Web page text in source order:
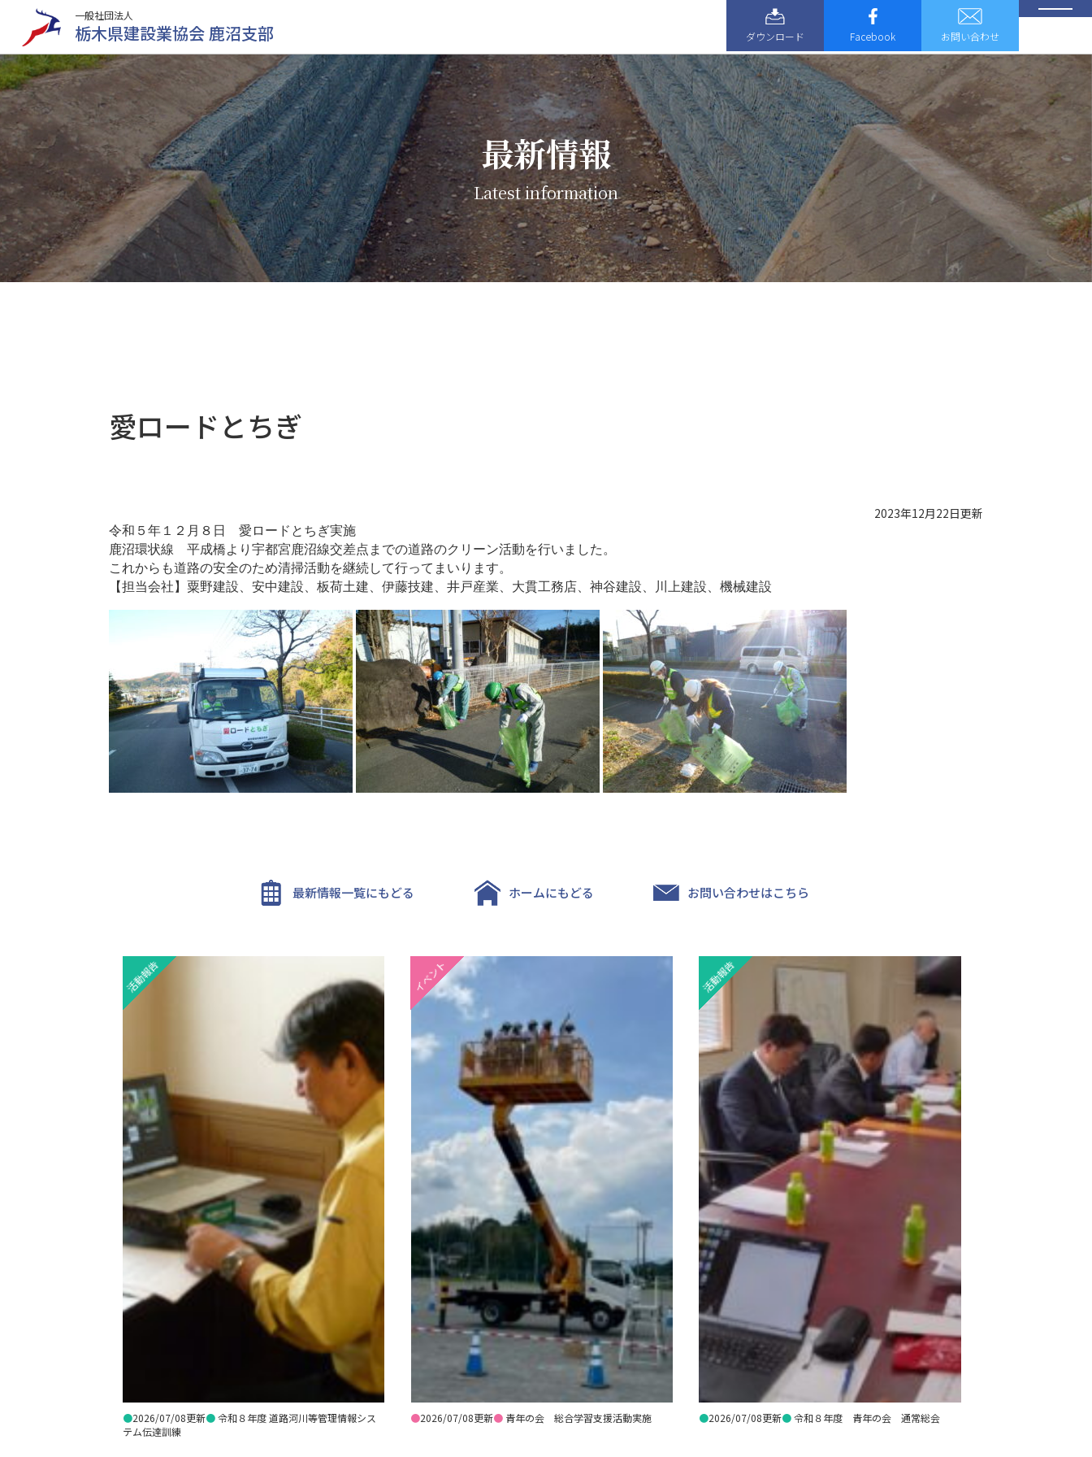
一般社団法人
栃木県建設業協会 鹿沼支部 ダウンロード Facebook お問い合わせ
最新情報
Latest information
愛ロードとちぎ
2023年12月22日更新
令和５年１２月８日 愛ロードとちぎ実施
鹿沼環状線 平成橋より宇都宮鹿沼線交差点までの道路のクリーン活動を行いました。
これからも道路の安全のため清掃活動を継続して行ってまいります。
【担当会社】粟野建設、安中建設、板荷土建、伊藤技建、井戸産業、大貫工務店、神谷建設、川上建設、機械建設
最新情報一覧にもどる ホームにもどる お問い合わせはこちら
活動報告
●2026/07/08更新●令和８年度 道路河川等管理情報シス
テム伝達訓練
イベント
●2026/07/08更新● 青年の会 総合学習支援活動実施
活動報告
●2026/07/08更新●令和８年度 青年の会 通常総会